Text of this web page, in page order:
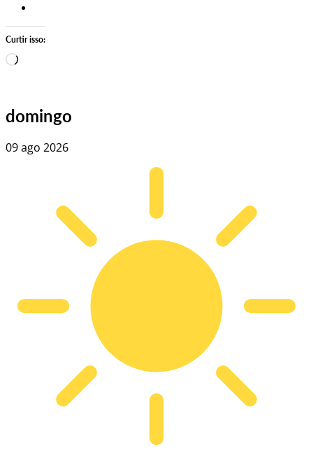
Curtir isso:
Carregando…
domingo
09 ago 2026